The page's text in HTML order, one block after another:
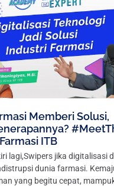
Memberi Solusi,
ITB
lagi,Swipers jika digitalisasi
dunia farmasi.
yang begitu cepat,